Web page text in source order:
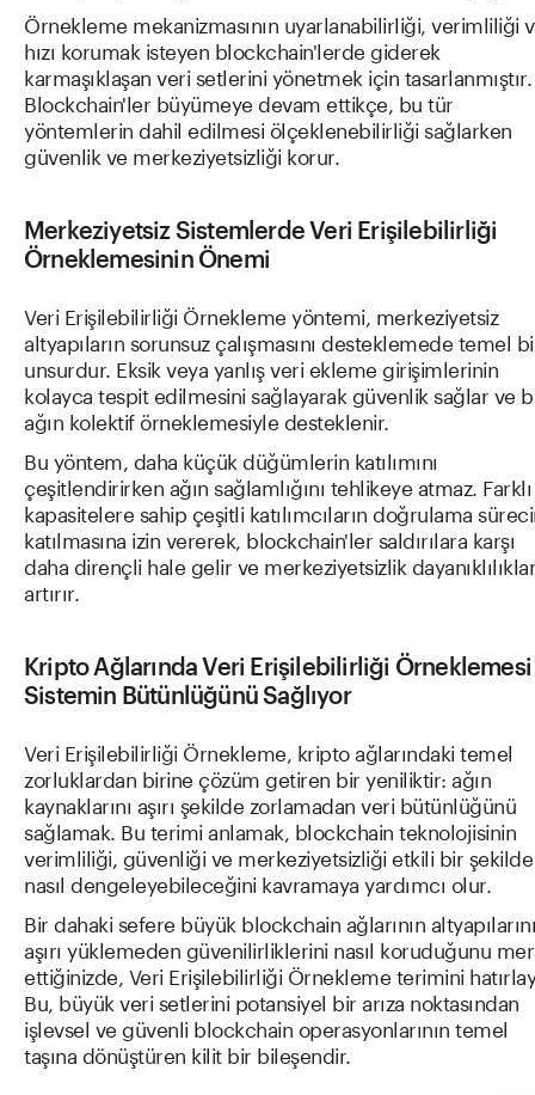
Örnekleme mekanizmasının uyarlanabilirliği, verimliliği
hızı korumak isteyen blockchain'lerde giderek
karmaşıklaşan veri setlerini yönetmek için tasarlanmıştır.
Blockchain'ler büyümeye devam ettikçe, bu tür
yöntemlerin dahil edilmesi ölçeklenebilirliği sağlarken
güvenlik ve merkeziyetsizliği korur.
Merkeziyetsiz Sistemlerde Veri Erişilebilirliği
Örneklemesinin Önemi
Veri Erişilebilirliği Örnekleme yöntemi, merkeziyetsiz
altyapıların sorunsuz çalışmasını desteklemede temel
unsurdur. Eksik veya yanlış veri ekleme girişimlerinin
kolayca tespit edilmesini sağlayarak güvenlik sağlar ve
ağın kolektif örneklemesiyle desteklenir.
Bu yöntem, daha küçük düğümlerin katılımını
çeşitlendirirken ağın sağlamlığını tehlikeye atmaz. Farklı
kapasitelere sahip çeşitli katılımcıların doğrulama
katılmasına izin vererek, blockchain'ler saldırılara karşı
daha dirençli hale gelir ve merkeziyetsizlik
artırır.
Kripto Ağlarında Veri Erişilebilirliği Örneklemesi
Sistemin Bütünlüğünü Sağlıyor
Veri Erişilebilirliği Örnekleme, kripto ağlarındaki temel
zorluklardan birine çözüm getiren bir yeniliktir: ağın
kaynaklarını aşırı şekilde zorlamadan veri bütünlüğünü
sağlamak. Bu terimi anlamak, blockchain teknolojisinin
verimliliği, güvenliği ve merkeziyetsizliği etkili bir şekilde
nasıl dengeleyebileceğini kavramaya yardımcı olur.
Bir dahaki sefere büyük blockchain ağlarının altyapılarını
aşırı yüklemeden güvenilirliklerini nasıl koruduğunu
ettiğinizde, Veri Erişilebilirliği Örnekleme terimini
Bu, büyük veri setlerini potansiyel bir arıza noktasından
işlevsel ve güvenli blockchain operasyonlarının temel
taşına dönüştüren kilit bir bileşendir.